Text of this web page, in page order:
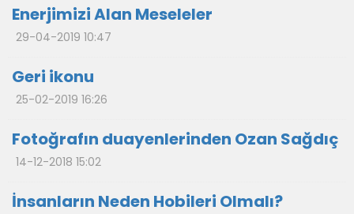
Enerjimizi Alan Meseleler
29-04-2019 10:47
Geri ikonu
25-02-2019 16:26
Fotoğrafın duayenlerinden Ozan Sağdıç
14-12-2018 15:02
İnsanların Neden Hobileri Olmalı?